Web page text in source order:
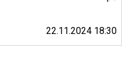
22.11.2024 18:30